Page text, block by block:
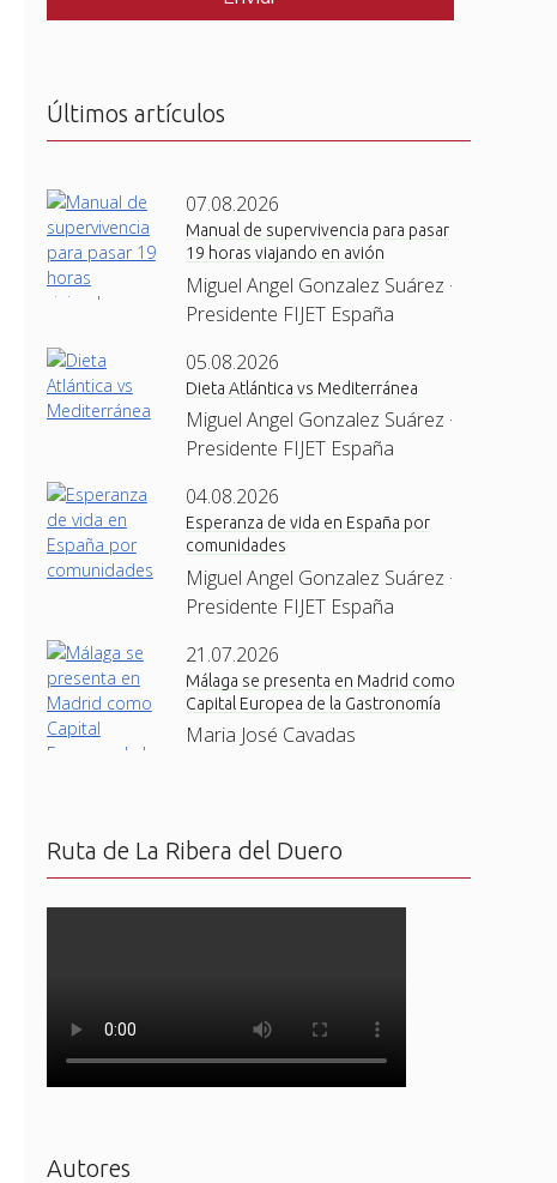
Últimos artículos
07.08.2026
Manual de supervivencia para pasar
19 horas viajando en avión
Miguel Angel Gonzalez Suárez ·
Presidente FIJET España
05.08.2026
Dieta Atlántica vs Mediterránea
Miguel Angel Gonzalez Suárez ·
Presidente FIJET España
04.08.2026
Esperanza de vida en España por
comunidades
Miguel Angel Gonzalez Suárez ·
Presidente FIJET España
21.07.2026
Málaga se presenta en Madrid como
Capital Europea de la Gastronomía
Maria José Cavadas
Ruta de La Ribera del Duero
Autores